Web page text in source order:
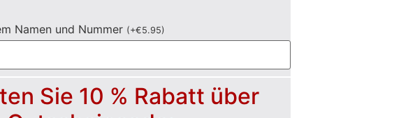
Namen und Nummer (+€5.95)
Sie 10 % Rabatt über